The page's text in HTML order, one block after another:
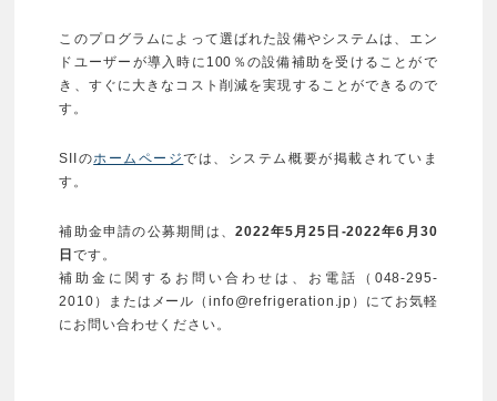
このプログラムによって選ばれた設備やシステムは、エン
ドユーザーが導入時に100％の設備補助を受けることがで
き、すぐに大きなコスト削減を実現することができるので
す。
SIIのホームページでは、システム概要が掲載されていま
す。
補助金申請の公募期間は、 2022年5月25日-2022年6月30
日です。
補助金に関するお問い合わせは、お電話（048-295-
2010）またはメール（info@refrigeration.jp）にてお気軽
にお問い合わせください。